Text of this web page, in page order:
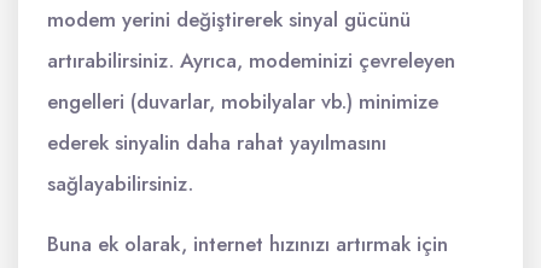
modem yerini değiştirerek sinyal gücünü
artırabilirsiniz. Ayrıca, modeminizi çevreleyen
engelleri (duvarlar, mobilyalar vb.) minimize
ederek sinyalin daha rahat yayılmasını
sağlayabilirsiniz.
Buna ek olarak, internet hızınızı artırmak için